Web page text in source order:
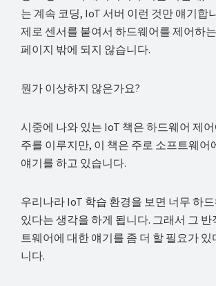
는 계속 코딩, IoT 서버 이런 것만 얘기합
제로 센서를 붙여서 하드웨어를 제어하
페이지 밖에 되지 않습니다.
뭔가 이상하지 않은가요?
시중에 나와 있는 IoT 책은 하드웨어 제
주를 이루지만, 이 책은 주로 소프트웨어
얘기를 하고 있습니다.
우리나라 IoT 학습 환경을 보면 너무 하
있다는 생각을 하게 됩니다. 그래서 그 반
트웨어에 대한 얘기를 좀 더 할 필요가
니다.